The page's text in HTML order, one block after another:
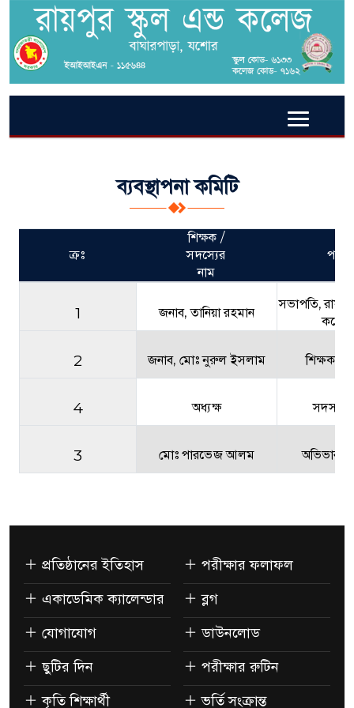
ব্যবস্থাপনা কমিটি
ক্রঃ
শিক্ষক /
সদস্যের
নাম
পদবী
1 জনাব, তানিয়া রহমান
সভাপতি,
2 জনাব, মোঃ নুরুল ইসলাম শিক্ষক
4 অধ্যক্ষ সদস্য
3 মোঃ পারভেজ আলম অভিভাবক
প্রতিষ্ঠানের ইতিহাস
একাডেমিক ক্যালেন্ডার
যোগাযোগ
ছুটির দিন
কৃতি শিক্ষার্থী
পরীক্ষার ফলাফল
ব্লগ
ডাউনলোড
পরীক্ষার রুটিন
ভর্তি সংক্রান্ত